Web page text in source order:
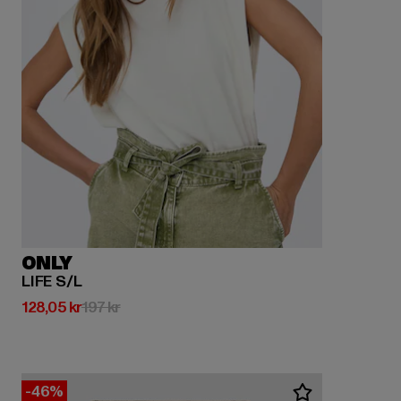
ONLY
LIFE S/L
128,05 kr
Nuvarande pris: 128,05 kr
197 krKampanjpris: 197 kr
-46%